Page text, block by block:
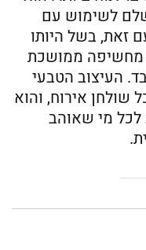
לשימוש עם
זאת, בשל היותו
מחשיפה ממושכת
העיצוב הטבעי
שולחן אירוח, והוא
לכל מי שאוהב